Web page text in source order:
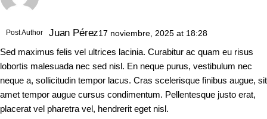
Post Author Juan Pérez17 noviembre, 2025at 18:28
Sed maximus felis vel ultrices lacinia. Curabitur ac quam eu risus
lobortis malesuada nec sed nisl. En neque purus, vestibulum nec
neque a, sollicitudin tempor lacus. Cras scelerisque finibus augue, sit
amet tempor augue cursus condimentum. Pellentesque justo erat,
placerat vel pharetra vel, hendrerit eget nisl.